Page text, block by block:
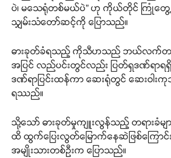
ပဲ၊ မသေရုံတစ်မယ်ပဲ” ဟု ကိုယ်တိုင် ကြုံတွ
သျှမ်းသံတော်ဆင့်ကို ပြောသည်။
ဓားခုတ်ခံရသည့် ကိုသီဟသည် ဘယ်လက်တ
အပြင် လည်ပင်းတွင်လည်း ပြတ်ရှဒဏ်ရာရ
ဒဏ်ရာပြင်းထန်ကာ ဆေးရုံတွင် ဆေးဝါးကု
ရဿည်။​
သို့သော် ဓားခုတ်မှုကျူးလွန်သည့် တရားခံမျ
ထိ ထွက်ပြေးလွတ်မြောက်နေဆဲဖြစ်ကြောင်
အမျိုးသားတစ်ဦးက ပြောသည်။